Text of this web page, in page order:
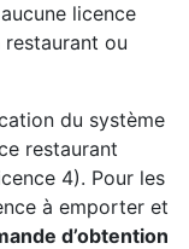
licence
ou
du système
restaurant
4). Pour les
à emporter et
d’obtention